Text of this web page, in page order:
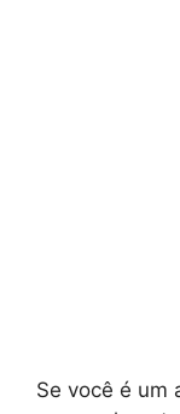
Se você é um